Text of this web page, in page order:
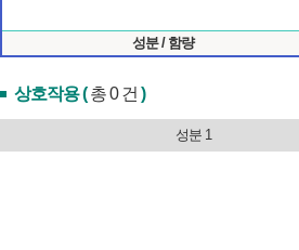
성분 / 함량
상호작용 (총 0 건 )
성분 1